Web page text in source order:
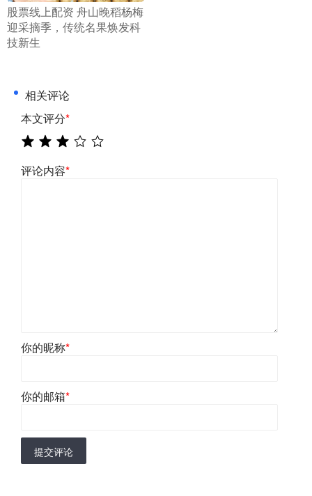
​股票线上配资 舟山晚稻杨梅
迎采摘季，传统名果焕发科
技新生
相关评论
本文评分*
评论内容*
你的昵称*
你的邮箱*
提交评论